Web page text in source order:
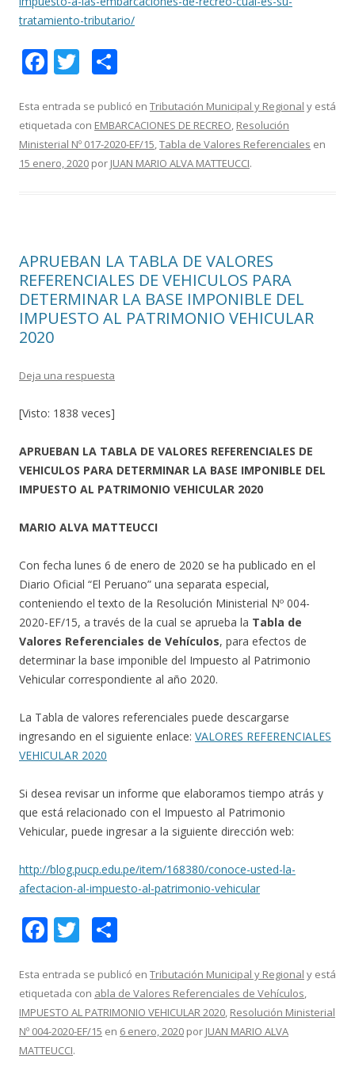
tratamiento-tributario/
F
e
b
o
T
itt
er
m
p
ar
Esta entrada se publicó en Tributación Municipal y Regional y está
etiquetada con EMBARCACIONES DE RECREO, Resolución
Ministerial Nº 017-2020-EF/15,Tabla de Valores Referenciales en
15 enero, 2020 por JUAN MARIO ALVA MATTEUCCI.
APRUEBAN LA TABLA DE VALORES
REFERENCIALES DE VEHICULOS PARA
DETERMINAR LA BASE IMPONIBLE DEL
IMPUESTO AL PATRIMONIO VEHICULAR
2020
Deja una respuesta
[Visto: 1838 veces]
APRUEBAN LA TABLA DE VALORES REFERENCIALES DE
VEHICULOS PARA DETERMINAR LA BASE IMPONIBLE DEL
IMPUESTO AL PATRIMONIO VEHICULAR 2020
MARIO ALVA MATTEUCCI
Con fecha lunes 6 de enero de 2020 se ha publicado en el
Diario Oficial “El Peruano” una separata especial,
conteniendo el texto de la Resolución Ministerial Nº 004-
2020-EF/15, a través de la cual se aprueba la Tabla de
Valores Referenciales de Vehículos, para efectos de
determinar la base imponible del Impuesto al Patrimonio
Vehicular correspondiente al año 2020.
La Tabla de valores referenciales puede descargarse
ingresando en el siguiente enlace: VALORES REFERENCIALES
VEHICULAR 2020
Si desea revisar un informe que elaboramos tiempo atrás y
que está relacionado con el Impuesto al Patrimonio
Vehicular, puede ingresar a la siguiente dirección web:
http://blog.pucp.edu.pe/item/168380/conoce-usted-la-
afectacion-al-impuesto-al-patrimonio-vehicular
F
e
b
o
o
T
itt
er
m
p
ar
Esta entrada se publicó en Tributación Municipal y Regional y está
etiquetada con abla de Valores Referenciales de Vehículos,
IMPUESTO AL PATRIMONIO VEHICULAR 2020, Resolución Ministerial
Nº 004-2020-EF/15 en 6 enero, 2020 por JUAN MARIO ALVA
MATTEUCCI.